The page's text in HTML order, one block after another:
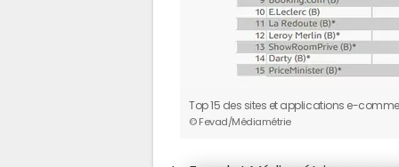
Top 15 des sites et applications e-
© Fevad/Médiamétrie